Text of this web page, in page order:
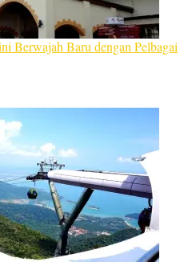
Berwajah Baru dengan Pelbagai